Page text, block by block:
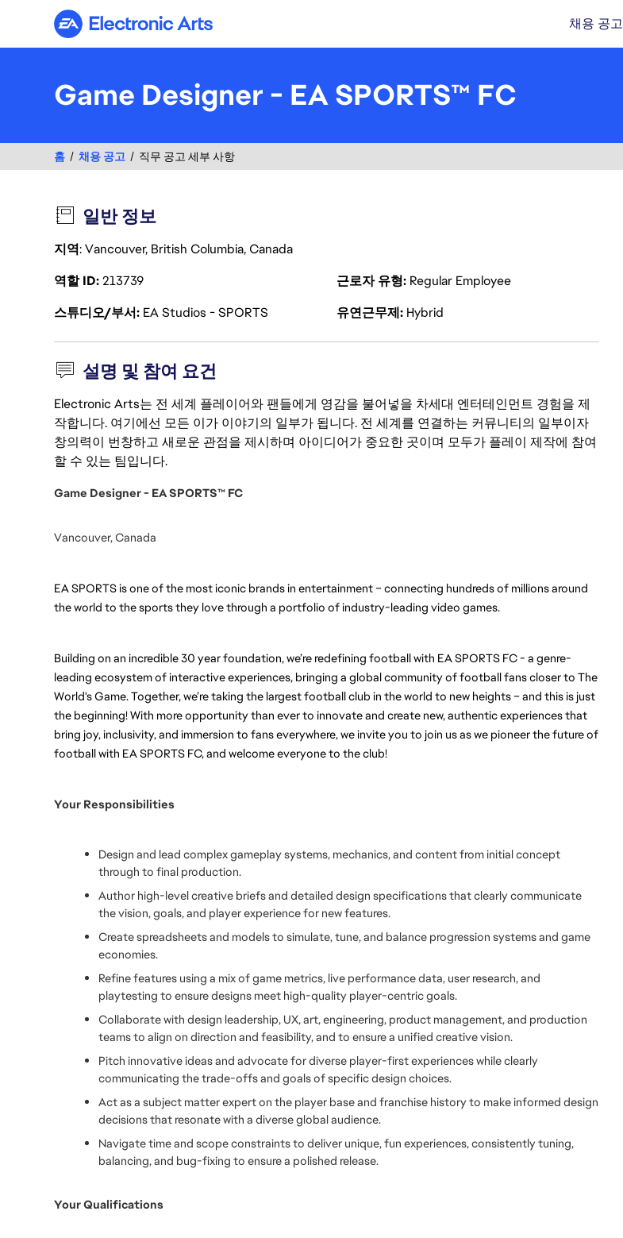
Electronic Arts 채용 공고
Game Designer - EA SPORTS™ FC
홈 채용 공고 직무 공고 세부 사항
일반 정보
지역: Vancouver, British Columbia, Canada
역할 ID213739 근로자 유형 Regular Employee
스튜디오/부서 EA Studios - SPORTS 유연근무제 Hybrid
설명 및 참여 요건
Electronic Arts는 전 세계 플레이어와 팬들에게 영감을 불어넣을 차세대 엔터테인먼트 경험을 제
작합니다. 여기에선 모든 이가 이야기의 일부가 됩니다. 전 세계를 연결하는 커뮤니티의 일부이자
창의력이 번창하고 새로운 관점을 제시하며 아이디어가 중요한 곳이며 모두가 플레이 제작에 참여
할 수 있는 팀입니다.
Game Designer - EA SPORTS™ FC
Vancouver, Canada
EA SPORTS is one of the most iconic brands in entertainment – connecting hundreds of millions around
the world to the sports they love through a portfolio of industry-leading video games.
Building on an incredible 30 year foundation, we’re redefining football with EA SPORTS FC - a genre-
leading ecosystem of interactive experiences, bringing a global community of football fans closer to The
World's Game. Together, we’re taking the largest football club in the world to new heights – and this is just
the beginning! With more opportunity than ever to innovate and create new, authentic experiences that
bring joy, inclusivity, and immersion to fans everywhere, we invite you to join us as we pioneer the future of
football with EA SPORTS FC, and welcome everyone to the club!
Your Responsibilities
Design and lead complex gameplay systems, mechanics, and content from initial concept
through to final production.
Author high-level creative briefs and detailed design specifications that clearly communicate
the vision, goals, and player experience for new features.
Create spreadsheets and models to simulate, tune, and balance progression systems and game
economies.
Refine features using a mix of game metrics, live performance data, user research, and
playtesting to ensure designs meet high-quality player-centric goals.
Collaborate with design leadership, UX, art, engineering, product management, and production
teams to align on direction and feasibility, and to ensure a unified creative vision.
Pitch innovative ideas and advocate for diverse player-first experiences while clearly
communicating the trade-offs and goals of specific design choices.
Act as a subject matter expert on the player base and franchise history to make informed design
decisions that resonate with a diverse global audience.
Navigate time and scope constraints to deliver unique, fun experiences, consistently tuning,
balancing, and bug-fixing to ensure a polished release.
Your Qualifications